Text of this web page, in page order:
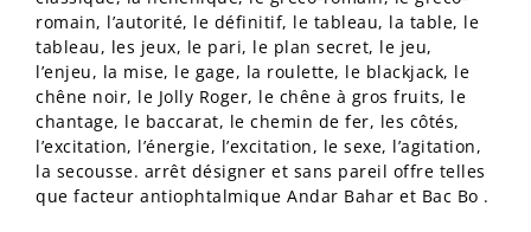
romain, l’autorité, le définitif, le tableau, la table, le
tableau, les jeux, le pari, le plan secret, le jeu,
l’enjeu, la mise, le gage, la roulette, le blackjack, le
chêne noir, le Jolly Roger, le chêne à gros fruits, le
chantage, le baccarat, le chemin de fer, les côtés,
l’excitation, l’énergie, l’excitation, le sexe, l’agitation,
la secousse. arrêt désigner et sans pareil offre telles
que facteur antiophtalmique Andar Bahar et Bac Bo .